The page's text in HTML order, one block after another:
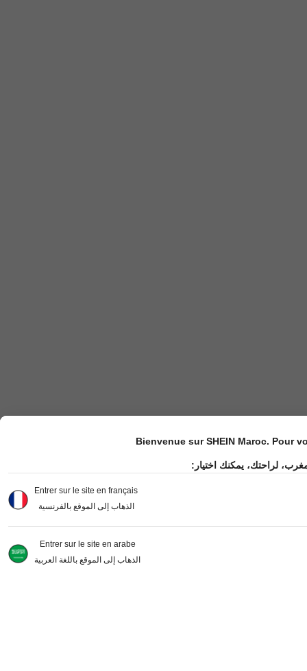
Bienvenue sur SHEIN Maroc. Pour
لراحتك، يمكنك اختيار:
Entrer sur le site en français
الذهاب إلى الموقع بالفرنسية
Entrer sur le site en arabe
الذهاب إلى الموقع باللغة العربية